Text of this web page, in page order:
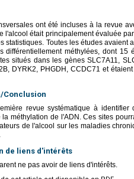
ont été incluses à la revue
l'alcool était principalement évaluée
statistiques. Toutes les études
différentiellement méthylées, dont
situés dans les gènes SLC7A11,
DYRK2, PHGDH, CCDC71 et
Conclusion
revue systématique à
la méthylation de l'ADN. Ces sites
de l'alcool sur les maladies
de liens d'intérêts
ne pas avoir de liens d'intérêts.